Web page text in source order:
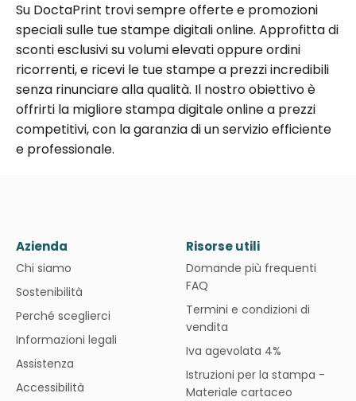
Su DoctaPrint trovi sempre offerte e promozioni
speciali sulle tue stampe digitali online. Approfitta di
sconti esclusivi su volumi elevati oppure ordini
ricorrenti, e ricevi le tue stampe a prezzi incredibili
senza rinunciare alla qualità. Il nostro obiettivo è
offrirti la migliore stampa digitale online a prezzi
competitivi, con la garanzia di un servizio efficiente
e professionale.
Azienda
Chi siamo
Sostenibilità
Perché sceglierci
Informazioni legali
Assistenza
Accessibilità
Risorse utili
Domande più frequenti
FAQ
Termini e condizioni di
vendita
Iva agevolata 4%
Istruzioni per la stampa -
Materiale cartaceo